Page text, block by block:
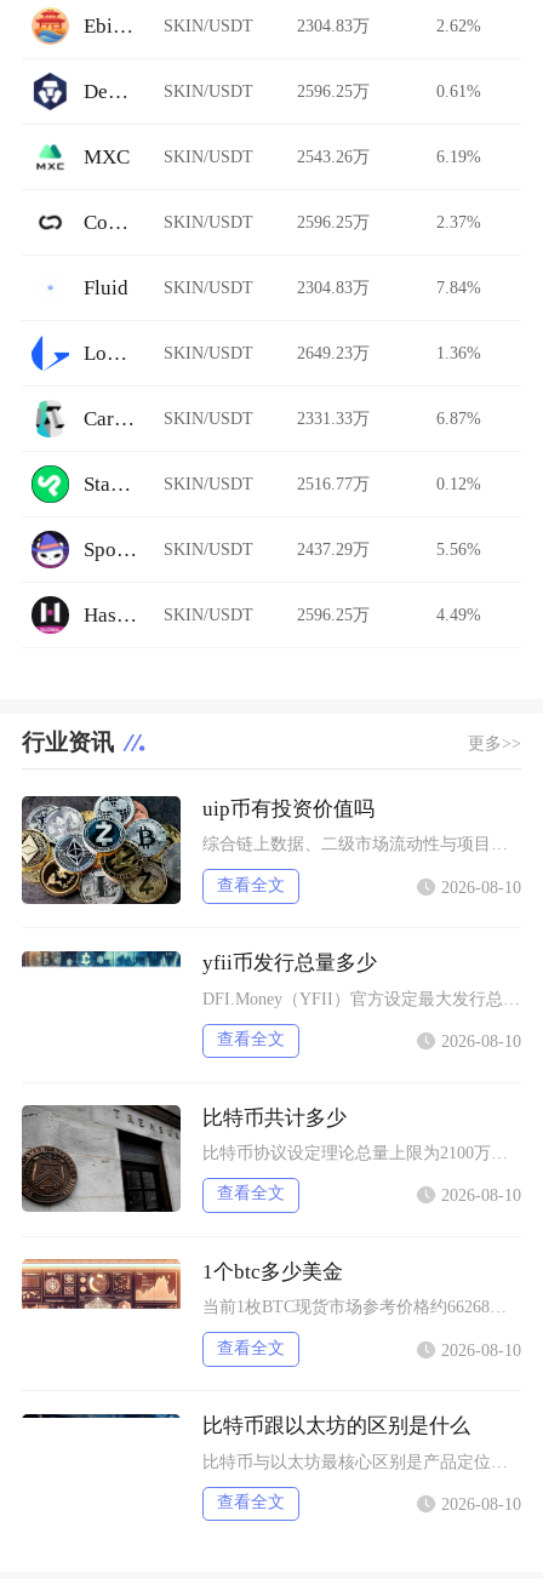
Ebisu's Bay SKIN/USDT 2304.83万 2.62%
DeFi Swap SKIN/USDT 2596.25万 0.61%
MXC SKIN/USDT 2543.26万 6.19%
Common SKIN/USDT 2596.25万 2.37%
Fluid SKIN/USDT 2304.83万 7.84%
Loopring SKIN/USDT 2649.23万 1.36%
Carbon DeFi SKIN/USDT 2331.33万 6.87%
StarkDefi SKIN/USDT 2516.77万 0.12%
Spookyswap SKIN/USDT 2437.29万 5.56%
HashKey Global SKIN/USDT 2596.25万 4.49%
行业资讯 更多>>
uip币有投资价值吗
综合链上数据、二级市场流动性与项目落地现状UIP币（未来版权UnlimitedIP）几乎不
查看全文 2026-08-10
yfii币发行总量多少
查看全文 2026-08-10
比特币共计多少
查看全文 2026-08-10
1个btc多少美金
当前1枚BTC现货市场参考价格约66268美元，该价格为综合多家主流交易平台加权形成的市场
查看全文 2026-08-10
比特币跟以太坊的区别是什么
查看全文 2026-08-10